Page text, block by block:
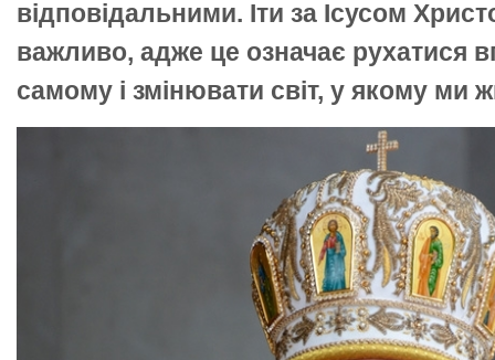
відповідальними. Іти за Ісусом
важливо, адже це означає рухатися
самому і змінювати світ, у якому ми